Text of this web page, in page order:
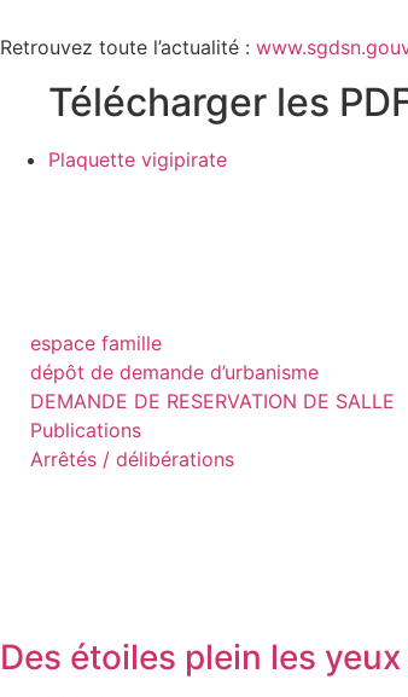
Retrouvez toute l’actualité :
Télécharger les
Plaquette vigipirate
espace famille
dépôt de demande d’urbanisme
DEMANDE DE RESERVATION DE SALLE
Publications
Arrêtés / délibérations
Des étoiles plein les yeux